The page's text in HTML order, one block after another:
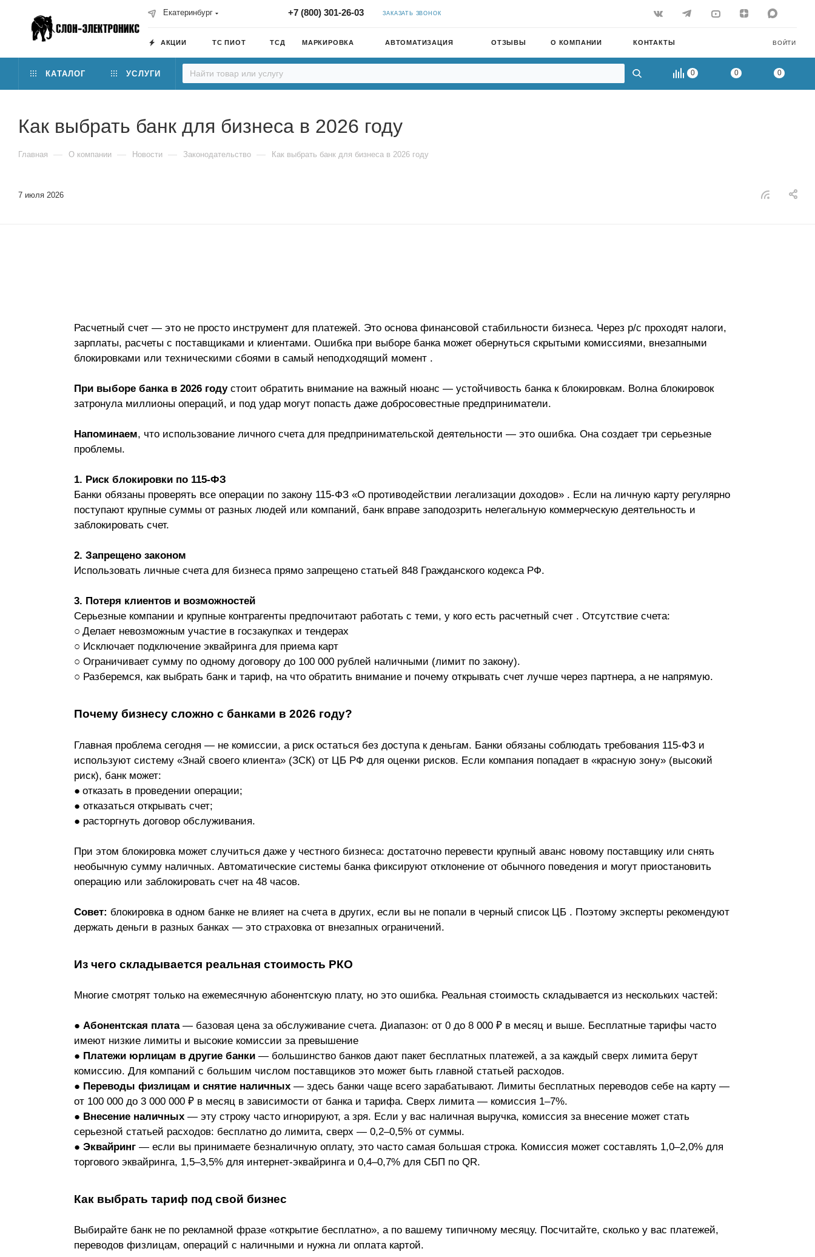
Екатеринбург +7 (800) 301-26-03 ЗАКАЗАТЬ ЗВОНОК
ВОЙТИ
АКЦИИ ТС ПИОТ ТСД МАРКИРОВКА АВТОМАТИЗАЦИЯ ОТЗЫВЫ О КОМПАНИИ КОНТАКТЫ
0 0 0
КАТАЛОГ УСЛУГИ
Как выбрать банк для бизнеса в 2026 году
Главная — О компании — Новости — Законодательство — Как выбрать банк для бизнеса в 2026 году
7 июля 2026
Расчетный счет — это не просто инструмент для платежей. Это основа финансовой стабильности бизнеса. Через р/с проходят налоги,
зарплаты, расчеты с поставщиками и клиентами. Ошибка при выборе банка может обернуться скрытыми комиссиями, внезапными
блокировками или техническими сбоями в самый неподходящий момент .
При выборе банка в 2026 годустоит обратить внимание на важный нюанс — устойчивость банка к блокировкам. Волна блокировок
затронула миллионы операций, и под удар могут попасть даже добросовестные предприниматели.
Напоминаем, что использование личного счета для предпринимательской деятельности — это ошибка. Она создает три серьезные
проблемы.
1. Риск блокировки по 115-ФЗ
Банки обязаны проверять все операции по закону 115-ФЗ «О противодействии легализации доходов» . Если на личную карту регулярно
поступают крупные суммы от разных людей или компаний, банк вправе заподозрить нелегальную коммерческую деятельность и
заблокировать счет.
2. Запрещено законом
Использовать личные счета для бизнеса прямо запрещено статьей 848 Гражданского кодекса РФ.
3. Потеря клиентов и возможностей
Серьезные компании и крупные контрагенты предпочитают работать с теми, у кого есть расчетный счет . Отсутствие счета:
○ Делает невозможным участие в госзакупках и тендерах
○ Исключает подключение эквайринга для приема карт
○ Ограничивает сумму по одному договору до 100 000 рублей наличными (лимит по закону).
○ Разберемся, как выбрать банк и тариф, на что обратить внимание и почему открывать счет лучше через партнера, а не напрямую.
Почему бизнесу сложно с банками в 2026 году?
Главная проблема сегодня — не комиссии, а риск остаться без доступа к деньгам. Банки обязаны соблюдать требования 115-ФЗ и
используют систему «Знай своего клиента» (ЗСК) от ЦБ РФ для оценки рисков. Если компания попадает в «красную зону» (высокий
риск), банк может:
● отказать в проведении операции;
● отказаться открывать счет;
● расторгнуть договор обслуживания.
При этом блокировка может случиться даже у честного бизнеса: достаточно перевести крупный аванс новому поставщику или снять
необычную сумму наличных. Автоматические системы банка фиксируют отклонение от обычного поведения и могут приостановить
операцию или заблокировать счет на 48 часов.
Совет: блокировка в одном банке не влияет на счета в других, если вы не попали в черный список ЦБ . Поэтому эксперты рекомендуют
держать деньги в разных банках — это страховка от внезапных ограничений.
Из чего складывается реальная стоимость РКО
Многие смотрят только на ежемесячную абонентскую плату, но это ошибка. Реальная стоимость складывается из нескольких частей:
● Абонентская плата— базовая цена за обслуживание счета. Диапазон: от 0 до 8 000 ₽ в месяц и выше. Бесплатные тарифы часто
имеют низкие лимиты и высокие комиссии за превышение
● Платежи юрлицам в другие банки — большинство банков дают пакет бесплатных платежей, а за каждый сверх лимита берут
комиссию. Для компаний с большим числом поставщиков это может быть главной статьей расходов.
● Переводы физлицам и снятие наличных — здесь банки чаще всего зарабатывают. Лимиты бесплатных переводов себе на карту —
от 100 000 до 3 000 000 ₽ в месяц в зависимости от банка и тарифа. Сверх лимита — комиссия 1–7%.
● Внесение наличных — эту строку часто игнорируют, а зря. Если у вас наличная выручка, комиссия за внесение может стать
серьезной статьей расходов: бесплатно до лимита, сверх — 0,2–0,5% от суммы.
● Эквайринг — если вы принимаете безналичную оплату, это часто самая большая строка. Комиссия может составлять 1,0–2,0% для
торгового эквайринга, 1,5–3,5% для интернет-эквайринга и 0,4–0,7% для СБП по QR.
Как выбрать тариф под свой бизнес
Выбирайте банк не по рекламной фразе «открытие бесплатно», а по вашему типичному месяцу. Посчитайте, сколько у вас платежей,
переводов физлицам, операций с наличными и нужна ли оплата картой.